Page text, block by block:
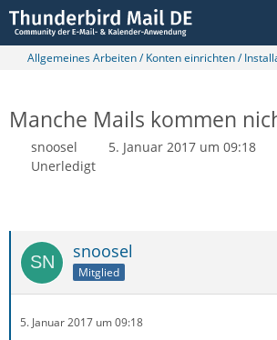
Allgemeines Arbeiten / Konten einrichten /
Manche Mails kommen
snoosel 5. Januar 2017 um 09:18
Unerledigt
snoosel
Mitglied
5. Januar 2017 um 09:18